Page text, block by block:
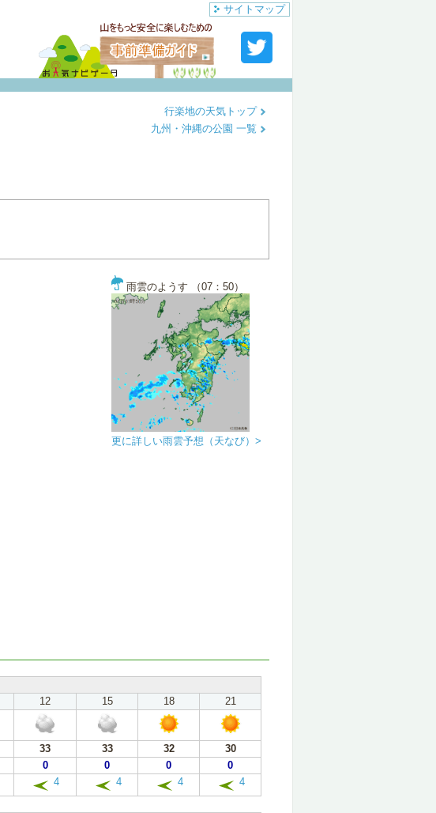
サイトマップ
行楽地の天気トップ
九州・沖縄の公園 一覧
雨雲のようす （07：50）
更に詳しい雨雲予想（天なび）>
12 15 18
21
33 33 32
30
0 0 0
0
4 4 4 4